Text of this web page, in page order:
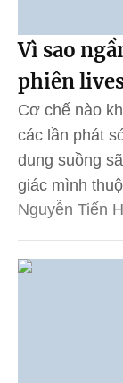
Vì sao
phiên
Cơ chế nào
các lần phát
dung suồng
giác mình
Nguyễn Tiến